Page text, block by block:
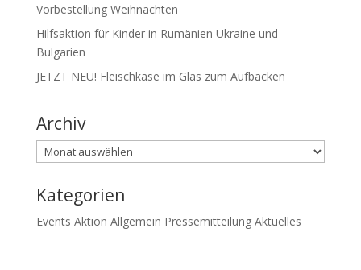
Vorbestellung Weihnachten
Hilfsaktion für Kinder in Rumänien Ukraine und
Bulgarien
JETZT NEU! Fleischkäse im Glas zum Aufbacken
Archiv
Archiv
Kategorien
Events Aktion Allgemein Pressemitteilung Aktuelles